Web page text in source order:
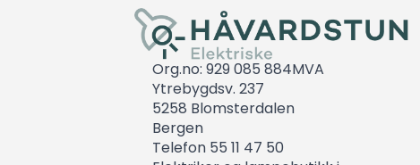
Org.no: 929 085 884MVA
Ytrebygdsv. 237
5258 Blomsterdalen
Bergen
Telefon 55 11 47 50